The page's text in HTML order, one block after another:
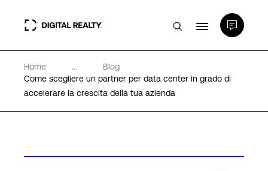
Data center
PlatformDIGITAL®
Home ...
Blog
Come scegliere un partner per data center in grado di
accelerare la crescita della tua azienda